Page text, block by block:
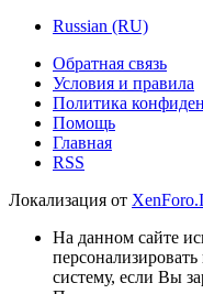
Russian (RU)
Обратная связь
Условия и правила
Политика
Помощь
Главная
RSS
Локализация от
На данном сайте
систему, если Вы